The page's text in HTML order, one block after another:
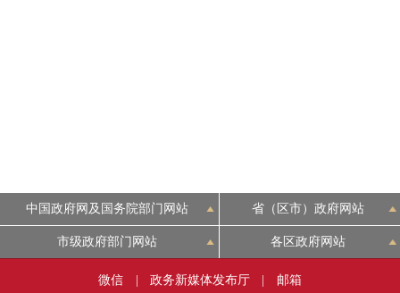
中国政府网及国务院部门网站 省（区市）政府网站
市级政府部门网站 各区政府网站
微信 政务新媒体发布厅 邮箱